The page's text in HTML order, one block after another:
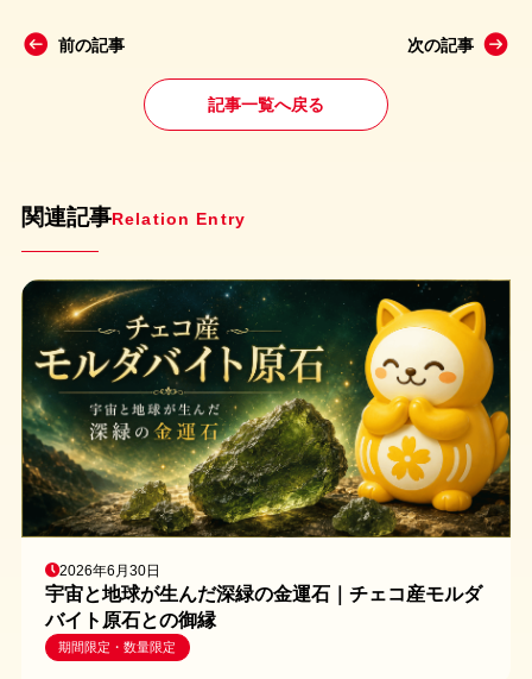
前の記事
記事一覧へ戻る
次の記事
関連記事Relation Entry
2026年6月30日
宇宙と地球が生んだ深緑の金運石｜チェコ産モルダ
バイト原石との御縁
期間限定・数量限定